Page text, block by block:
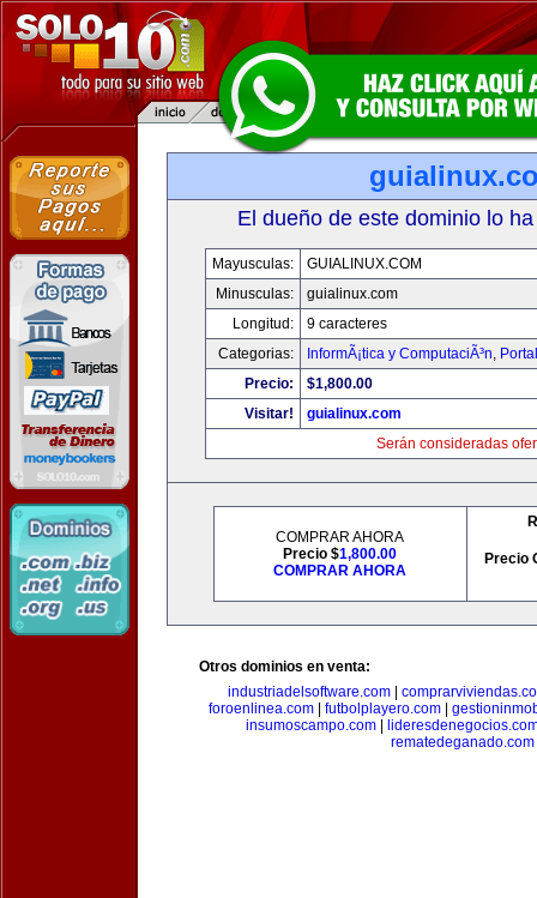
El dueño de este dominio lo
Mayusculas:
GUIALINUX.COM
Minusculas:
guialinux.com
Longitud:
9 caracteres
Categorias:
InformÃ¡tica y ComputaciÃ³n,
Precio:
$1,800.00
Visitar!
guialinux.com
Serán consideradas
COMPRAR AHORA
Precio $1,800.00
COMPRAR AHORA
Precio
Otros dominios en venta:
industriadelsoftware.com|
foroenlinea.com
futbolplayero.com
insumoscampo.com|
rematedeganado.com